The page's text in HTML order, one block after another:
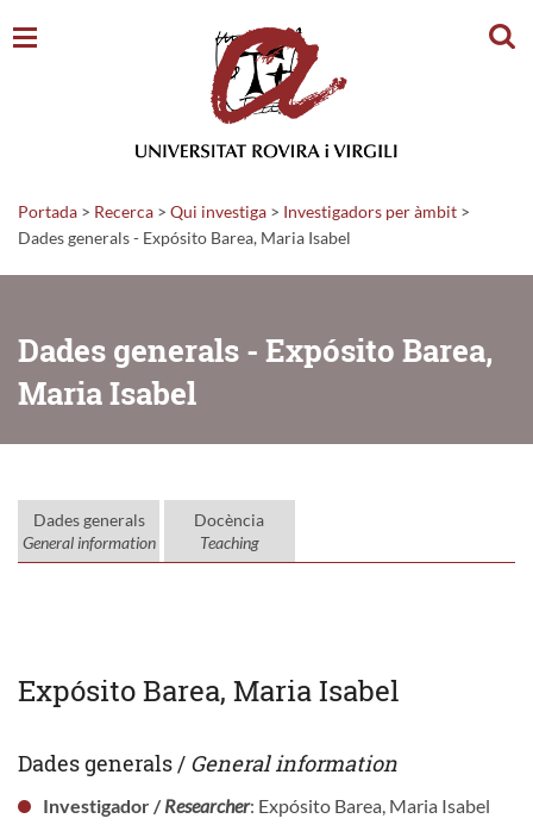
Portada > Recerca > Qui investiga > Investigadors per àmbit >
Dades generals - Expósito Barea, Maria Isabel
Dades generals - Expósito Barea,
Maria Isabel
Dades generals
General information
Docència
Teaching
Expósito Barea, Maria Isabel
Dades generals / General information
Investigador /Researcher: Expósito Barea, Maria Isabel